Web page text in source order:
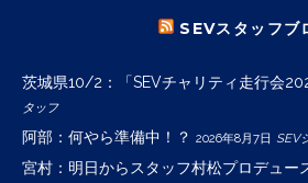
SEVスタッフブ
茨城県10/2：「SEVチャリティ走行会
タッフ
阿部：何やら準備中！？ 2026年8月7日 SEV
宮村：明日からスタッフ村松プロデュー